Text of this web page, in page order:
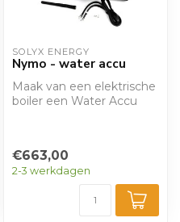
SOLYX ENERGY
Nymo - water accu
Maak van een elektrische
boiler een Water Accu
€663,00
2-3 werkdagen